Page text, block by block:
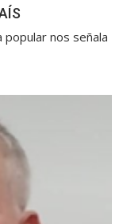
popular nos señala